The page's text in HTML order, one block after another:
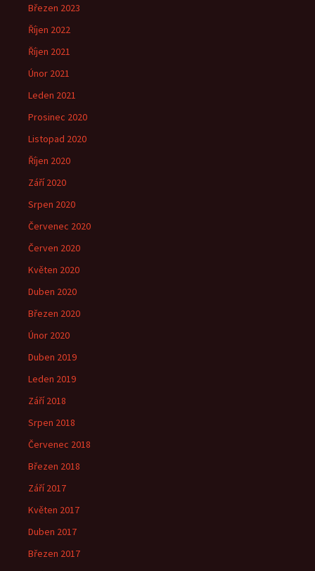
Březen 2023
Říjen 2022
Říjen 2021
Únor 2021
Leden 2021
Prosinec 2020
Listopad 2020
Říjen 2020
Září 2020
Srpen 2020
Červenec 2020
Červen 2020
Květen 2020
Duben 2020
Březen 2020
Únor 2020
Duben 2019
Leden 2019
Září 2018
Srpen 2018
Červenec 2018
Březen 2018
Září 2017
Květen 2017
Duben 2017
Březen 2017